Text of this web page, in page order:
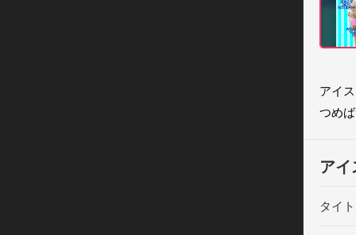
アイ
つめ
ア
タイ